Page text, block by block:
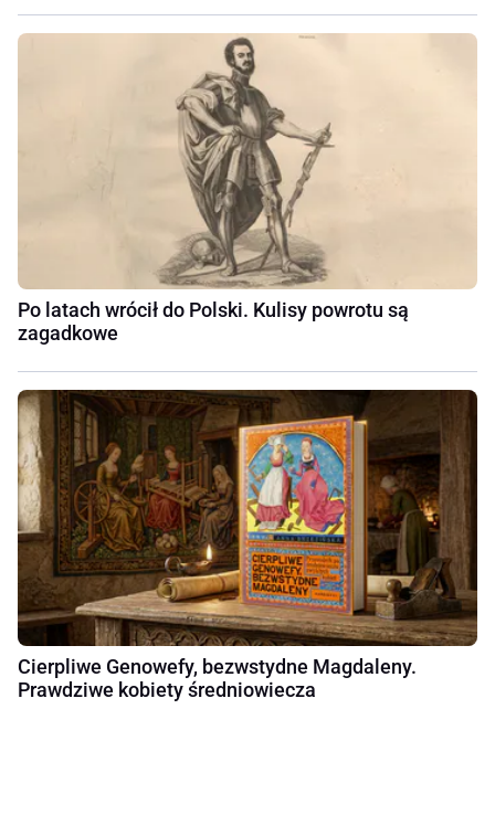
Po latach wrócił do Polski. Kulisy powrotu są
zagadkowe
Cierpliwe Genowefy, bezwstydne Magdaleny.
Prawdziwe kobiety średniowiecza